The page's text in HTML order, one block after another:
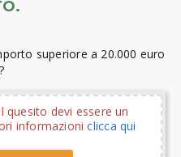
superiore a 20.000 euro
quesito devi essere un
informazioniclicca qui